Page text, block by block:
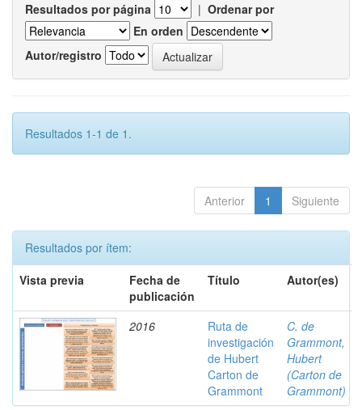
Resultados por página | Ordenar por
En orden
Autor/registro
Resultados 1-1 de 1.
Anterior 1 Siguiente
Resultados por ítem:
Vista previa
Fecha de
publicación
Título Autor(es)
2016
Ruta de
investigación
de Hubert
Carton de
Grammont
C. de
Grammont,
Hubert
(Carton de
Grammont)